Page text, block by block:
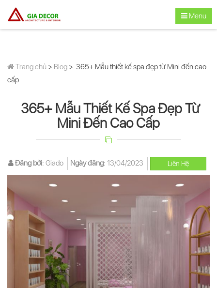
Menu
Trang chủ > Blog > 365+ Mẫu thiết kế spa đẹp từ Mini đến cao
cấp
365+ Mẫu Thiết Kế Spa Đẹp Từ
Mini Đến Cao Cấp
Đăng bởi: Giado Ngày đăng: 13/04/2023 Liên Hệ